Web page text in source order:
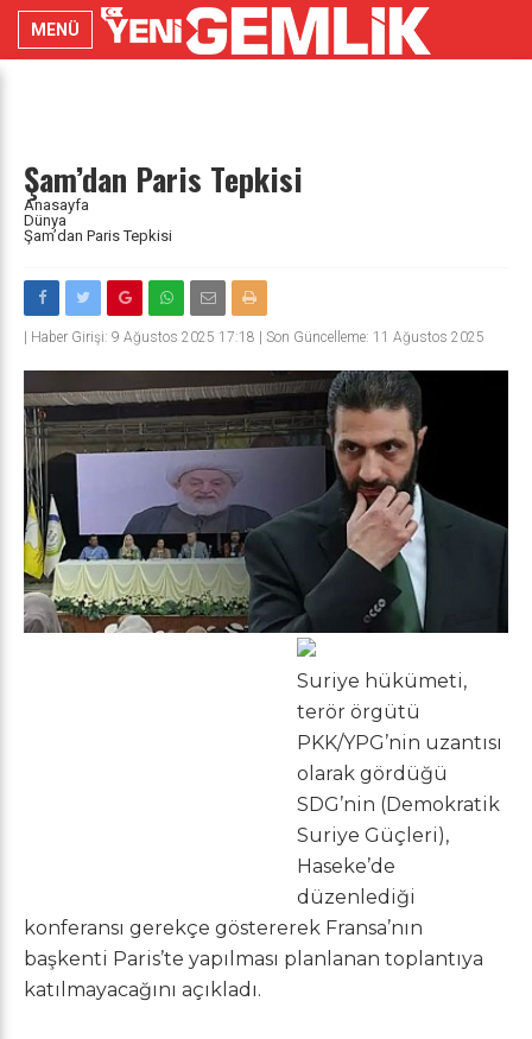
MENÜ
Şam’dan Paris Tepkisi
Anasayfa
Dünya
Şam’dan Paris Tepkisi
Haber Girişi: 9 Ağustos 2025 17:18 | Son Güncelleme: 11 Ağustos 2025
Suriye hükümeti,
terör örgütü
PKK/YPG’nin uzantısı
olarak gördüğü
SDG’nin (Demokratik
Suriye Güçleri),
Haseke’de
düzenlediği
konferansı gerekçe göstererek Fransa’nın
başkenti Paris’te yapılması planlanan toplantıya
katılmayacağını açıkladı.